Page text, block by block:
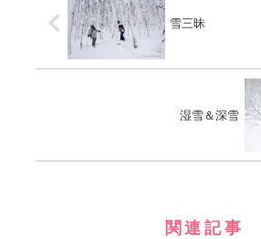
雪三昧
湿雪＆深雪
関連記事